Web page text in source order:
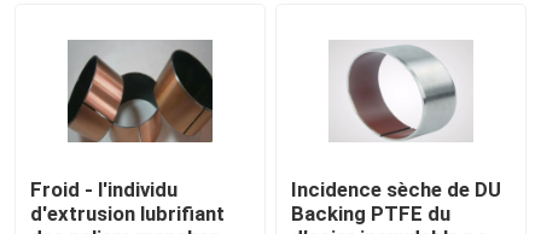
Bagues en bronze solides
Individu lubrifiant la rondelle de poussée
Plats d'usage de lubrifiant d'individu
Froid - l'individu
d'extrusion lubrifiant
Incidence sèche de DU
Backing PTFE du